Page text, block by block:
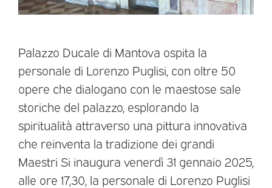
Palazzo Ducale di Mantova ospita la
personale di Lorenzo Puglisi, con oltre 50
opere che dialogano con le maestose sale
storiche del palazzo, esplorando la
spiritualità attraverso una pittura innovativa
che reinventa la tradizione dei grandi
Maestri Si inaugura venerdì 31 gennaio 2025,
alle ore 17,30, la personale di Lorenzo Puglisi